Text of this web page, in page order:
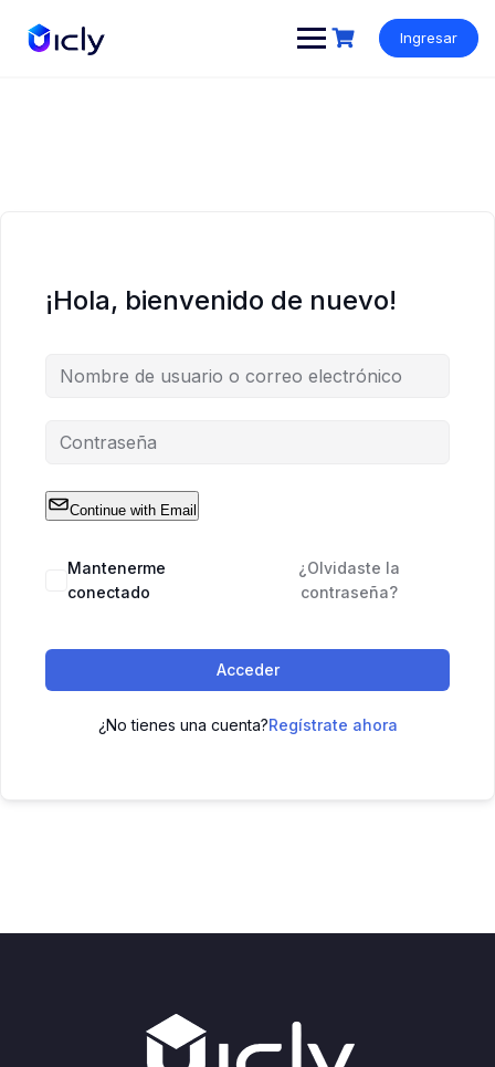
Ingresar
¡Hola, bienvenido de nuevo!
Continue with Email
Mantenerme
conectado
¿Olvidaste la
contraseña?
Acceder
¿No tienes una cuenta?Regístrate ahora